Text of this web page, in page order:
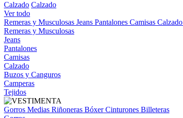
Calzado Calzado
Ver todo
Remeras y Musculosas Jeans Pantalones Camisas Calzado
Remeras y Musculosas
Jeans
Pantalones
Camisas
Calzado
Buzos y Canguros
Camperas
Tejidos
Gorros Medias Riñoneras BóxerCinturones Billeteras